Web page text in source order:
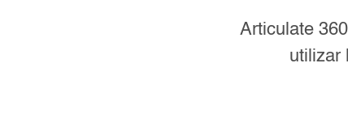
Articulate
utilizar